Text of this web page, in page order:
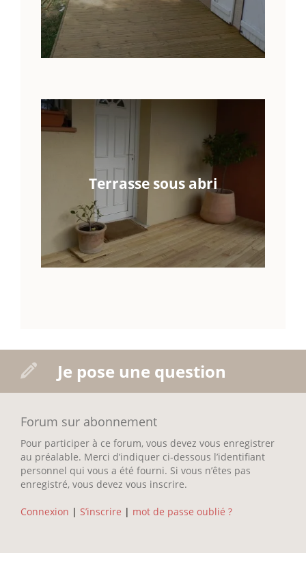
Terrasse sous abri
Je pose une question
Forum sur abonnement
Pour participer à ce forum, vous devez vous enregistrer
au préalable. Merci d’indiquer ci-dessous l’identifiant
personnel qui vous a été fourni. Si vous n’êtes pas
enregistré, vous devez vous inscrire.
Connexion | S’inscrire | mot de passe oublié ?